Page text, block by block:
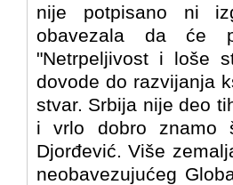
nije potpisano ni
obavezala da će
"Netrpeljivost i loše
dovode do razvijanja
stvar. Srbija nije deo
i vrlo dobro znamo
Djorđević. Više
neobavezujućeg